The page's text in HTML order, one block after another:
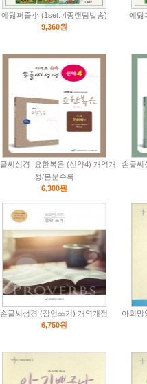
예닮퍼즐小 (1set: 4종랜덤발송)
9,360원
예닮
씨성경_요한복음 (신약4) 개역개
정/본문수록
6,300원
손글씨
손글씨성경 (잠언쓰기) 개역개정
6,750원
아희망